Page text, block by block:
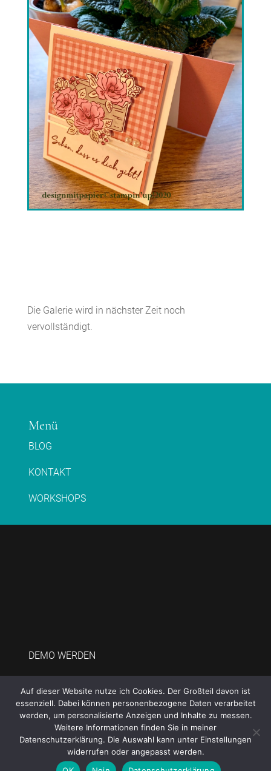
Die Galerie wird in nächster Zeit noch
vervollständigt.
Menü
BLOG
KONTAKT
WORKSHOPS
DEMO WERDEN
IMPRESSUM
DATENSCHUTZERKLÄRUNG
Auf dieser Website nutze ich Cookies. Der Großteil davon ist
essenziell. Dabei können personenbezogene Daten verarbeitet
werden, um personalisierte Anzeigen und Inhalte zu messen.
Weitere Informationen finden Sie in meiner
Datenschutzerklärung. Die Auswahl kann unter Einstellungen
widerrufen oder angepasst werden.